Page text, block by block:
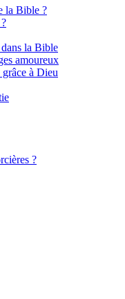
la Bible ?
la Bible
amoureux
à Dieu
?